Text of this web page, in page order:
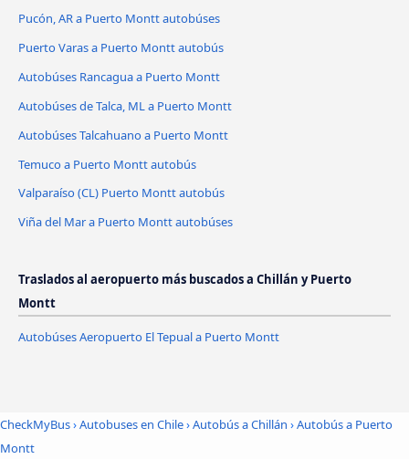
Pucón, AR a Puerto Montt autobúses
Puerto Varas a Puerto Montt autobús
Autobúses Rancagua a Puerto Montt
Autobúses de Talca, ML a Puerto Montt
Autobúses Talcahuano a Puerto Montt
Temuco a Puerto Montt autobús
Valparaíso (CL) Puerto Montt autobús
Viña del Mar a Puerto Montt autobúses
Traslados al aeropuerto más buscados a Chillán y Puerto
Montt
Autobúses Aeropuerto El Tepual a Puerto Montt
CheckMyBus›Autobuses en Chile›Autobús a Chillán ›Autobús a Puerto
Montt